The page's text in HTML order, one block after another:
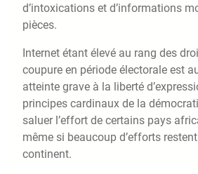
d’intoxications et d’informations
pièces.
Internet étant élevé au rang des
coupure en période électorale est
atteinte grave à la liberté
principes cardinaux de la
saluer l’effort de certains pays
même si beaucoup d’efforts
continent.